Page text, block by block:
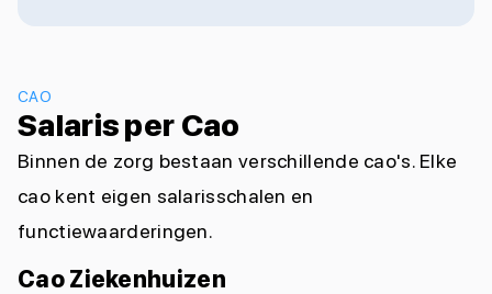
CAO
Salaris per Cao
Binnen de zorg bestaan verschillende cao's. Elke
cao kent eigen salarisschalen en
functiewaarderingen.
Cao Ziekenhuizen